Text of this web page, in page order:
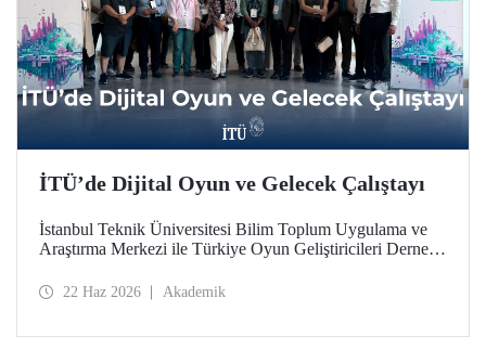
İTÜ’de Dijital Oyun ve Gelecek Çalıştayı
İstanbul Teknik Üniversitesi Bilim Toplum Uygulama ve
Araştırma Merkezi ile Türkiye Oyun Geliştiricileri Derneği
Gelecek Çalıştayı”, 17 Haziran 2026 tarihinde İTÜ
22 Haz 2026 Akademik